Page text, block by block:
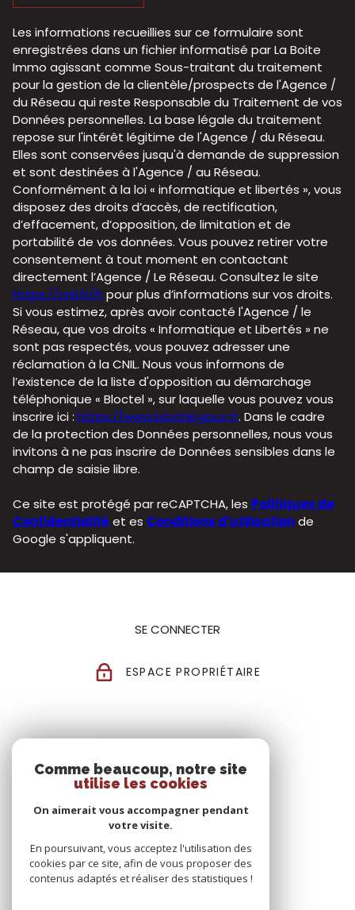
Les informations recueillies sur ce formulaire sont
enregistrées dans un fichier informatisé par La Boite
Immo agissant comme Sous-traitant du traitement
pour la gestion de la clientèle/prospects de l'Agence /
du Réseau qui reste Responsable du Traitement de vos
Données personnelles. La base légale du traitement
repose sur l'intérêt légitime de l'Agence / du Réseau.
Elles sont conservées jusqu'à demande de suppression
et sont destinées à l'Agence / au Réseau.
Conformément à la loi « informatique et libertés », vous
disposez des droits d’accès, de rectification,
d’effacement, d’opposition, de limitation et de
portabilité de vos données. Vous pouvez retirer votre
consentement à tout moment en contactant
directement l’Agence / Le Réseau. Consultez le site
https://cnil.fr/frpour plus d’informations sur vos droits.
Si vous estimez, après avoir contacté l'Agence / le
Réseau, que vos droits « Informatique et Libertés » ne
sont pas respectés, vous pouvez adresser une
réclamation à la CNIL. Nous vous informons de
l’existence de la liste d'opposition au démarchage
téléphonique « Bloctel », sur laquelle vous pouvez vous
inscrire ici : https://www.bloctel.gouv.fr. Dans le cadre
de la protection des Données personnelles, nous vous
invitons à ne pas inscrire de Données sensibles dans le
champ de saisie libre.
Ce site est protégé par reCAPTCHA, les Politiques de
Confidentialité et es Conditions d'utilisationde
Google s'appliquent.
SE CONNECTER
ESPACE PROPRIÉTAIRE
Comme beaucoup, notre site
utilise les cookies
On aimerait vous accompagner pendant
votre visite.
En poursuivant, vous acceptez l'utilisation des
cookies par ce site, afin de vous proposer des
contenus adaptés et réaliser des statistiques !